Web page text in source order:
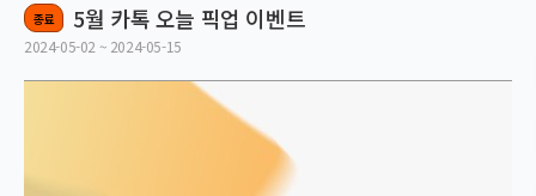
종료 5월 카톡 오늘 픽업 이벤트
2024-05-02 ~ 2024-05-15